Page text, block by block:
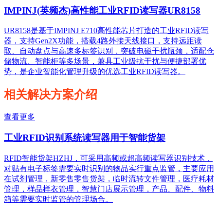
IMPINJ(英频杰)高性能工业RFID读写器UR8158
UR8158是基于IMPINJ E710高性能芯片打造的工业RFID读写
器，支持Gen2X功能，搭载4路外接天线接口，支持远距读
取、自动盘点与高速多标签识别，突破电磁干扰瓶颈，适配仓
储物流、智能柜等多场景，兼具工业级抗干扰与便捷部署优
势，是企业智能化管理升级的优选工业RFID读写器。
相关解决方案介绍
查看更多
工业RFID识别系统读写器用于智能货架
RFID智能货架HZHJ，可采用高频或超高频读写器识别技术，
对贴有电子标签需要实时识别的物品实行重点监管，主要应用
在试剂管理，新零售零售货架，临时流转文件管理，医疗耗材
管理，样品样衣管理，智慧门店展示管理，产品、配件、物料
箱等需要实时监管的管理场合。